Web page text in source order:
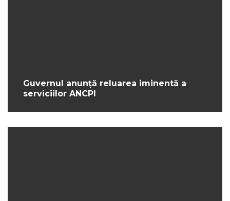
Guvernul anunță reluarea iminentă a
serviciilor ANCPI